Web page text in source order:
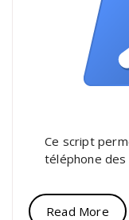
Ce script
téléphone des
Read More